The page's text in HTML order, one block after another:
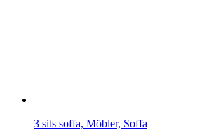
3 sits soffa, Möbler, Soffa